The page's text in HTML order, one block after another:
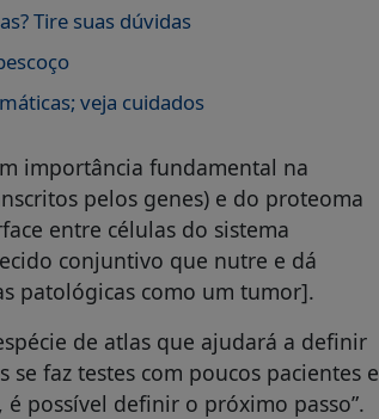
Tire suas dúvidas
veja cuidados
importância fundamental na
pelos genes) e do proteoma
entre células do sistema
conjuntivo que nutre e dá
patológicas como um tumor].
de atlas que ajudará a definir
faz testes com poucos pacientes e
possível definir o próximo passo”.